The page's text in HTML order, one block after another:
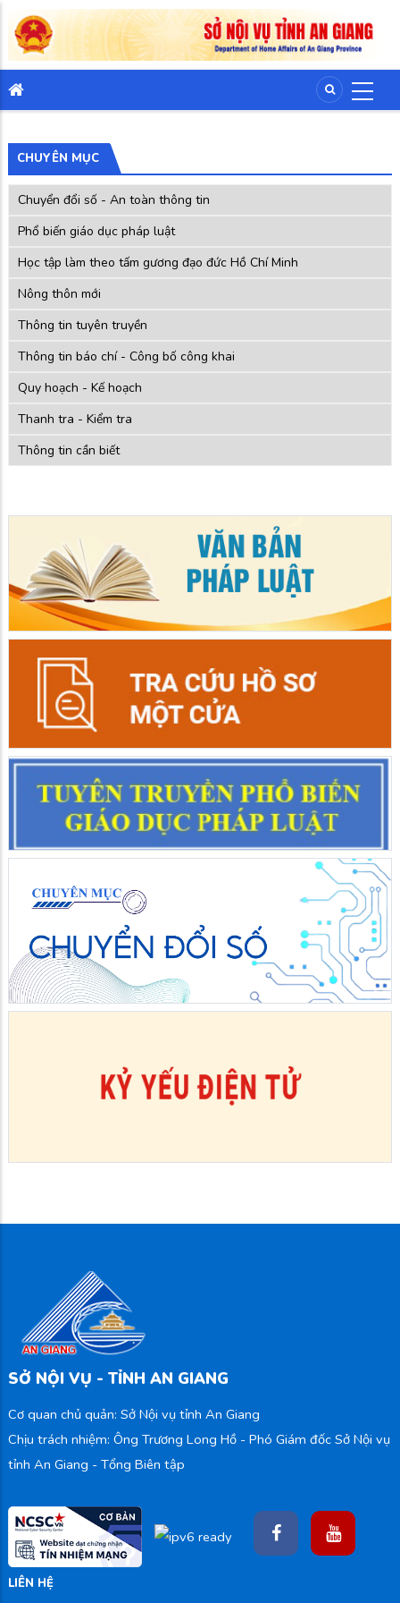
CHUYÊN MỤC
Chuyển đổi số - An toàn thông tin
Phổ biến giáo dục pháp luật
Học tập làm theo tấm gương đạo đức Hồ Chí Minh
Nông thôn mới
Thông tin tuyên truyền
Thông tin báo chí - Công bố công khai
Quy hoạch - Kế hoạch
Thanh tra - Kiểm tra
Thông tin cần biết
SỞ NỘI VỤ - TỈNH AN GIANG
Cơ quan chủ quản: Sở Nội vụ tỉnh An Giang
Chịu trách nhiệm: Ông Trương Long Hồ - Phó Giám đốc Sở Nội vụ
tỉnh An Giang - Tổng Biên tập
LIÊN HỆ